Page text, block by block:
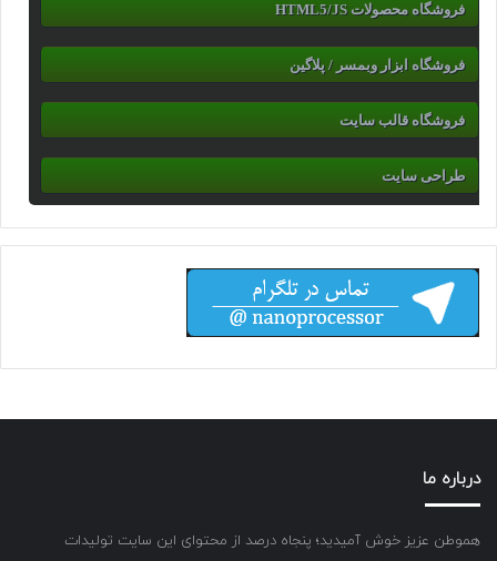
فروشگاه محصولات HTML5/JS
فروشگاه ابزار وبمسر / پلاگین
فروشگاه قالب سایت
طراحی سایت
درباره ما
هموطن عزیز خوش آمیدید؛ پنجاه درصد از محتوای این سایت تولیدات